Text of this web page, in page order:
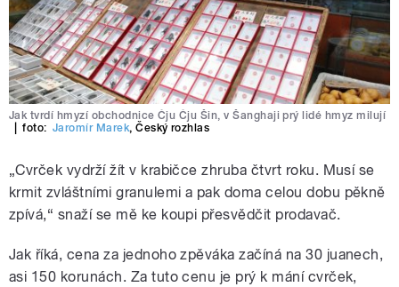
Jak tvrdí hmyzí obchodnice Čju Čju Šin, v Šanghaji prý lidé hmyz milují
foto: Jaromír Marek,Český rozhlas
„Cvrček vydrží žít v krabičce zhruba čtvrt roku. Musí se
krmit zvláštními granulemi a pak doma celou dobu pěkně
zpívá,“ snaží se mě ke koupi přesvědčit prodavač.
Jak říká, cena za jednoho zpěváka začíná na 30 juanech,
asi 150 korunách. Za tuto cenu je prý k mání cvrček,